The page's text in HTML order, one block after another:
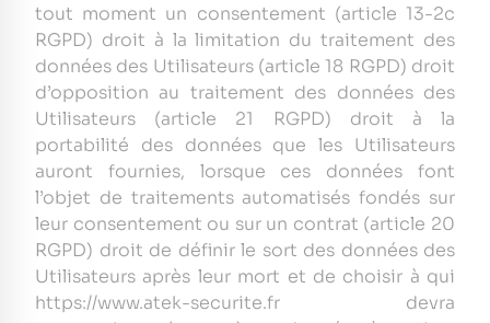
tout moment un consentement (article 13-2c
RGPD) droit à la limitation du traitement des
données des Utilisateurs (article 18 RGPD) droit
d’opposition au traitement des données des
Utilisateurs (article 21 RGPD) droit à la
portabilité des données que les Utilisateurs
auront fournies, lorsque ces données font
l’objet de traitements automatisés fondés sur
leur consentement ou sur un contrat (article 20
RGPD) droit de définir le sort des données des
Utilisateurs après leur mort et de choisir à qui
https://www.atek-securite.fr devra